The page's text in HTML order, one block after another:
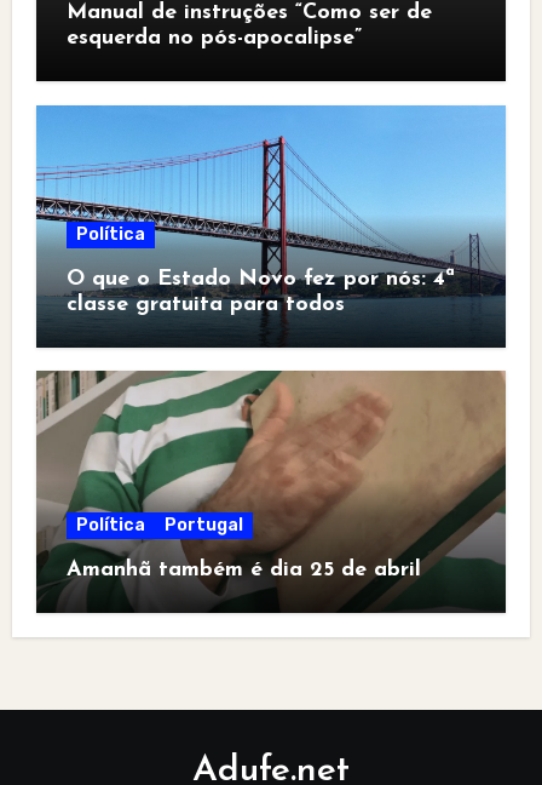
Manual de instruções “Como ser de
esquerda no pós-apocalipse”
Política
O que o Estado Novo fez por nós: 4ª
classe gratuita para todos
Política Portugal
Amanhã também é dia 25 de abril
Adufe.net